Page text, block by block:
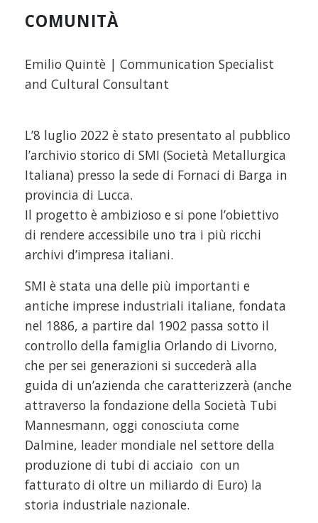
COMUNITÀ
Emilio Quintè | Communication Specialist
and Cultural Consultant
L’8 luglio 2022 è stato presentato al pubblico
l’archivio storico di SMI (Società Metallurgica
Italiana) presso la sede di Fornaci di Barga in
provincia di Lucca.
Il progetto è ambizioso e si pone l’obiettivo
di rendere accessibile uno tra i più ricchi
archivi d’impresa italiani.
SMI è stata una delle più importanti e
antiche imprese industriali italiane, fondata
nel 1886, a partire dal 1902 passa sotto il
controllo della famiglia Orlando di Livorno,
che per sei generazioni si succederà alla
guida di un’azienda che caratterizzerà (anche
attraverso la fondazione della Società Tubi
Mannesmann, oggi conosciuta come
Dalmine, leader mondiale nel settore della
produzione di tubi di acciaio con un
fatturato di oltre un miliardo di Euro) la
storia industriale nazionale.